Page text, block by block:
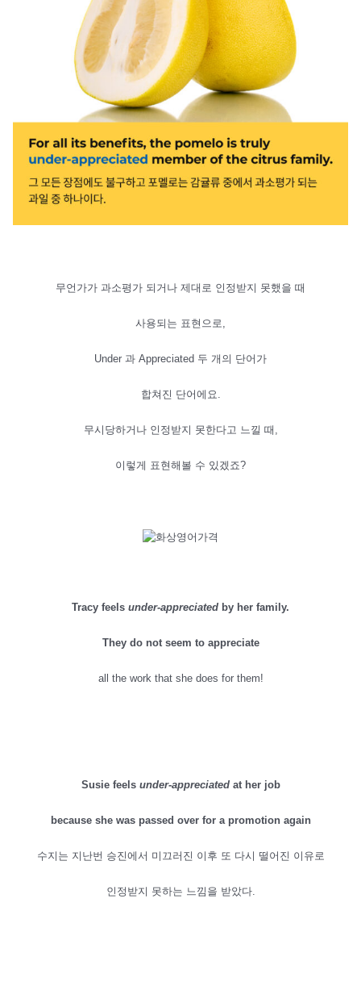
무언가가 과소평가 되거나 제대로 인정받지 못했을 때
사용되는 표현으로,
Under 과 Appreciated 두 개의 단어가
합쳐진 단어에요.
무시당하거나 인정받지 못한다고 느낄 때,
이렇게 표현해볼 수 있겠죠?
Tracy feels under-appreciated by her family.
They do not seem to appreciate
all the work that she does for them!
Susie feels under-appreciatedat her job
because she was passed over for a promotion again
수지는 지난번 승진에서 미끄러진 이후 또 다시 떨어진 이유로
인정받지 못하는 느낌을 받았다.